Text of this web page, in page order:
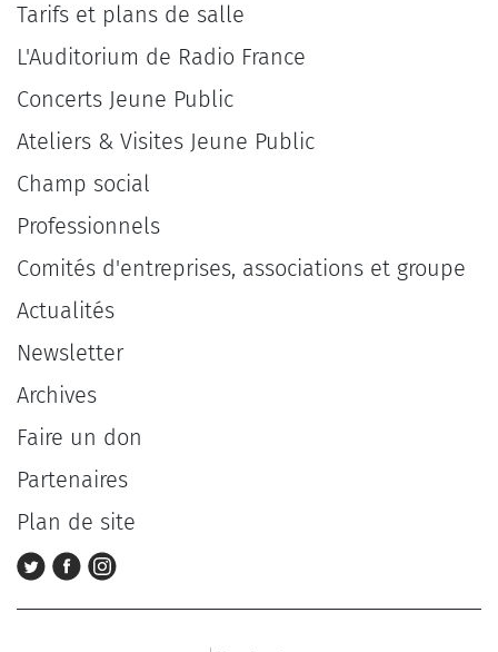
Tarifs et plans de salle
L'Auditorium de Radio France
Concerts Jeune Public
Ateliers & Visites Jeune Public
Champ social
Professionnels
Comités d'entreprises, associations et groupe
Actualités
Newsletter
Archives
Faire un don
Partenaires
Plan de site